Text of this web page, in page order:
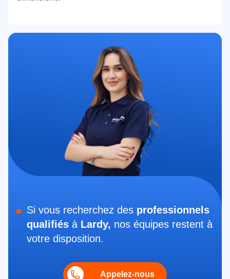
Si vous recherchez des professionnels
qualifiés à Lardy, nos équipes restent à
votre disposition.
Appelez-nous